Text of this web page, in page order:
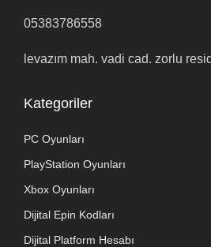
05383786558
levazım mah. vadi cad. zorlu
Kategoriler
PC Oyunları
PlayStation Oyunları
Xbox Oyunları
Dijital Epin Kodları
Dijital Platform Hesabı